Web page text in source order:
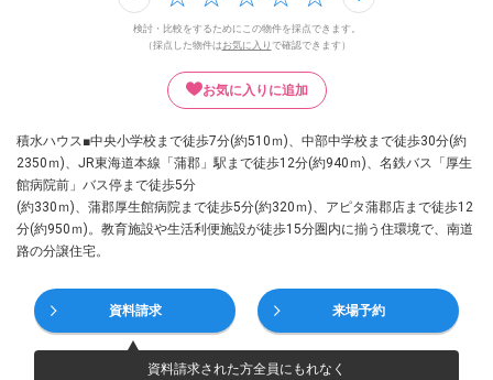
検討・比較をするためにこの物件を採点できます。
（採点した物件は お気に入り で確認できます）
お気に入りに追加
積水ハウス■中央小学校まで徒歩7分(約510ｍ)、中部中学校まで徒歩30分(約
2350ｍ)、JR東海道本線「蒲郡」駅まで徒歩12分(約940ｍ)、名鉄バス「厚生
館病院前」バス停まで徒歩5分
(約330ｍ)、蒲郡厚生館病院まで徒歩5分(約320ｍ)、アピタ蒲郡店まで徒歩12
分(約950ｍ)。教育施設や生活利便施設が徒歩15分圏内に揃う住環境で、南道
路の分譲住宅。
資料請求 来場予約
資料請求された方全員にもれなく